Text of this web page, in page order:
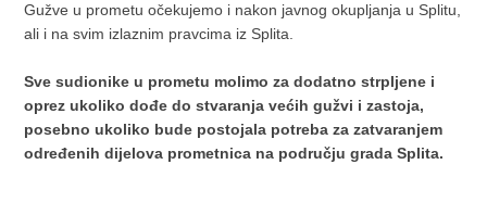
Gužve u prometu očekujemo i nakon javnog okupljanja u Splitu,
ali i na svim izlaznim pravcima iz Splita.
Sve sudionike u prometu molimo za dodatno strpljene i
oprez ukoliko dođe do stvaranja većih gužvi i zastoja,
posebno ukoliko bude postojala potreba za zatvaranjem
određenih dijelova prometnica na području grada Splita.